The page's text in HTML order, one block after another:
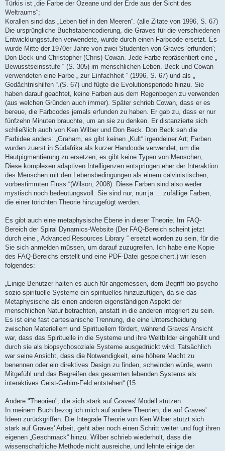
Türkis ist „die Farbe der Ozeane und der Erde aus der Sicht des
Weltraums“;
Korallen sind das „Leben tief in den Meeren“. (alle Zitate von 1996, S. 67)
Die ursprüngliche Buchstabencodierung, die Graves für die verschiedenen
Entwicklungsstufen verwendete, wurde durch einen Farbcode ersetzt. Es
wurde Mitte der 1970er Jahre von zwei Studenten von Graves 'erfunden';
Don Beck und Christopher (Chris) Cowan. Jede Farbe repräsentiert eine „
Bewusstseinsstufe “ (S. 305) im menschlichen Leben. Beck und Cowan
verwendeten eine Farbe „ zur Einfachheit “ (1996, S. 67) und als „
Gedächtnishilfen “.(S. 67) und fügte die Evolutionsperiode hinzu. Sie
haben darauf geachtet, keine Farben aus dem Regenbogen zu verwenden
(aus welchen Gründen auch immer). Später schrieb Cowan, dass er es
bereue, die Farbcodes jemals erfunden zu haben. Er gab zu, dass er nur
fünfzehn Minuten brauchte, um an sie zu denken. Er distanzierte sich
schließlich auch von Ken Wilber und Don Beck. Don Beck sah die
Farbidee anders: „Graham, es gibt keinen „Kult“ irgendeiner Art; Farben
wurden zuerst in Südafrika als kurzer Handcode verwendet, um die
Hautpigmentierung zu ersetzen; es gibt keine Typen von Menschen;
Diese komplexen adaptiven Intelligenzen entspringen eher der Interaktion
des Menschen mit den Lebensbedingungen als einem calvinistischen,
vorbestimmten Fluss.“(Wilson, 2008). Diese Farben sind also weder
mystisch noch bedeutungsvoll. Sie sind nur, nun ja ... zufällige Farben,
die einer törichten Theorie hinzugefügt werden.
Es gibt auch eine metaphysische Ebene in dieser Theorie. Im FAQ-
Bereich der Spiral Dynamics-Website (Der FAQ-Bereich scheint jetzt
durch eine „ Advanced Resources Library “ ersetzt worden zu sein, für die
Sie sich anmelden müssen, um darauf zuzugreifen. Ich habe eine Kopie
des FAQ-Bereichs erstellt und eine PDF-Datei gespeichert.) wir lesen
folgendes:
„Einige Benutzer halten es auch für angemessen, dem Begriff bio-psycho-
sozio-spirituelle Systeme ein spirituelles hinzuzufügen, da sie das
Metaphysische als einen anderen eigenständigen Aspekt der
menschlichen Natur betrachten, anstatt in die anderen integriert zu sein.
Es ist eine fast cartesianische Trennung, die eine Unterscheidung
zwischen Materiellem und Spirituellem fördert, während Graves' Ansicht
war, dass das Spirituelle in die Systeme und ihre Weltbilder eingehüllt und
durch sie als biopsychosoziale Systeme ausgedrückt wird. Tatsächlich
war seine Ansicht, dass die Notwendigkeit, eine höhere Macht zu
benennen oder ein direktives Design zu finden, schwinden würde, wenn
Mitgefühl und das Begreifen des gesamten lebenden Systems als
interaktives Geist-Gehirn-Feld entstehen“ (15.
Andere "Theorien", die sich stark auf Graves' Modell stützen
In meinem Buch bezog ich mich auf andere Theorien, die auf Graves'
Ideen zurückgriffen. Die Integrale Theorie von Ken Wilber stützt sich
stark auf Graves' Arbeit, geht aber noch einen Schritt weiter und fügt ihren
eigenen „Geschmack“ hinzu. Wilber schrieb wiederholt, dass die
wissenschaftliche Methode nicht ausreiche, und lehnte einige der